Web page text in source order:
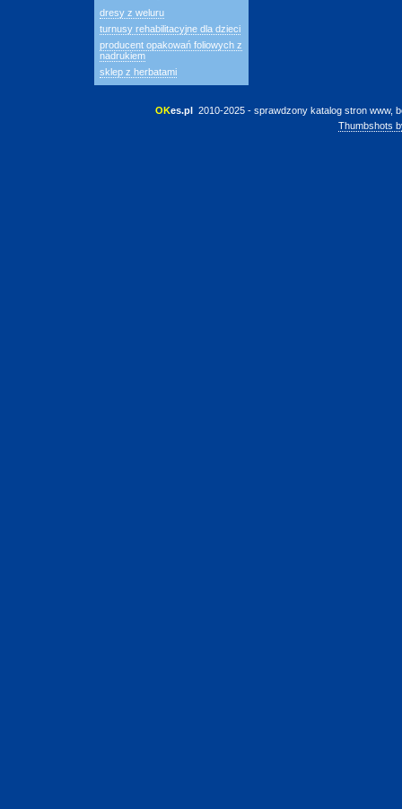
dresy z weluru
turnusy rehabilitacyjne dla dzieci
producent opakowań foliowych z
nadrukiem
sklep z herbatami
OKes.pl 2010-2025 - sprawdzony katalog stron www,
Thumbshots